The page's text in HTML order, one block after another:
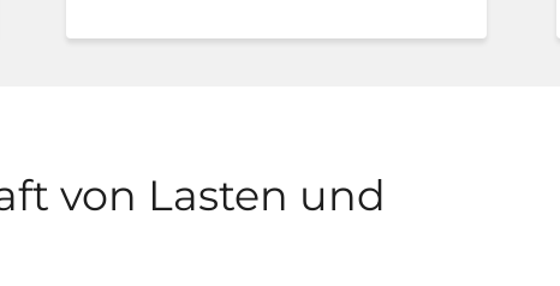
von Lasten und